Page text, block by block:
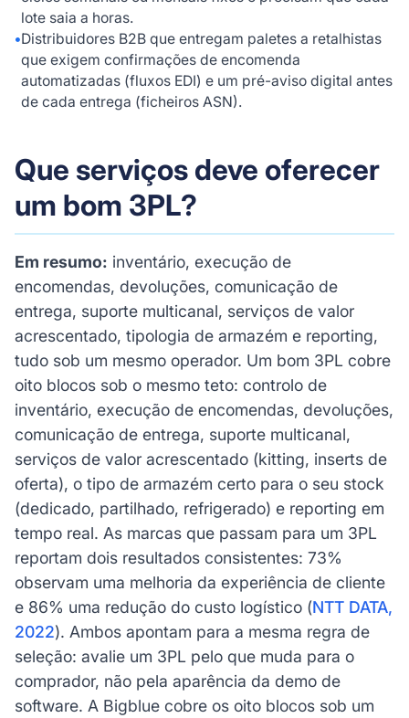
lote saia a horas.
•Distribuidores B2B que entregam paletes a retalhistas
que exigem confirmações de encomenda
automatizadas (fluxos EDI) e um pré-aviso digital antes
de cada entrega (ficheiros ASN).
Que serviços deve oferecer
um bom 3PL?
Em resumo: inventário, execução de
encomendas, devoluções, comunicação de
entrega, suporte multicanal, serviços de valor
acrescentado, tipologia de armazém e reporting,
tudo sob um mesmo operador. Um bom 3PL cobre
oito blocos sob o mesmo teto: controlo de
inventário, execução de encomendas, devoluções,
comunicação de entrega, suporte multicanal,
serviços de valor acrescentado (kitting, inserts de
oferta), o tipo de armazém certo para o seu stock
(dedicado, partilhado, refrigerado) e reporting em
tempo real. As marcas que passam para um 3PL
reportam dois resultados consistentes: 73%
observam uma melhoria da experiência de cliente
e 86% uma redução do custo logístico (NTT DATA,
2022). Ambos apontam para a mesma regra de
seleção: avalie um 3PL pelo que muda para o
comprador, não pela aparência da demo de
software. A Bigblue cobre os oito blocos sob um